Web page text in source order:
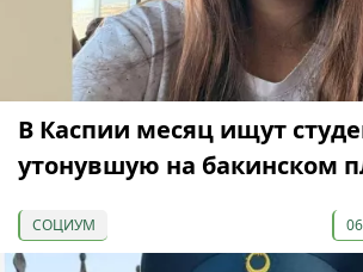
В Каспии месяц ищут
утонувшую на бакинском
СОЦИУМ